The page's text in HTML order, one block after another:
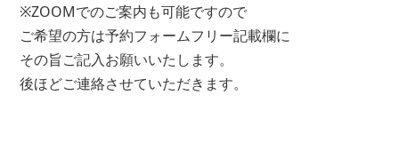
※ZOOMでのご案内も可能ですので
ご希望の方は予約フォームフリー記載欄に
その旨ご記入お願いいたします。
後ほどご連絡させていただきます。